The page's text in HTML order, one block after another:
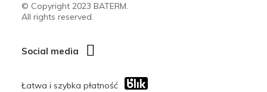
© Copyright 2023 BATERM.
All rights reserved.
Social media
Łatwa i szybka płatność